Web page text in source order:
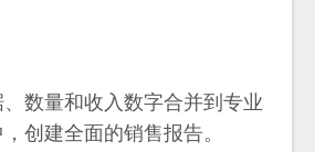
数量和收入数字合并到专业
创建全面的销售报告。